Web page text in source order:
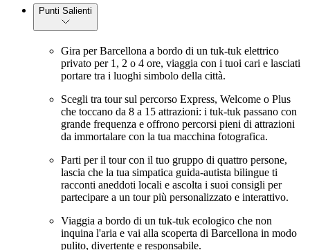
Punti Salienti
Gira per Barcellona a bordo di un tuk-tuk elettrico
privato per 1, 2 o 4 ore, viaggia con i tuoi cari e lasciati
portare tra i luoghi simbolo della città.
Scegli tra tour sul percorso Express, Welcome o Plus
che toccano da 8 a 15 attrazioni: i tuk-tuk passano con
grande frequenza e offrono percorsi pieni di attrazioni
da immortalare con la tua macchina fotografica.
Parti per il tour con il tuo gruppo di quattro persone,
lascia che la tua simpatica guida-autista bilingue ti
racconti aneddoti locali e ascolta i suoi consigli per
partecipare a un tour più personalizzato e interattivo.
Viaggia a bordo di un tuk-tuk ecologico che non
inquina l'aria e vai alla scoperta di Barcellona in modo
pulito, divertente e responsabile.